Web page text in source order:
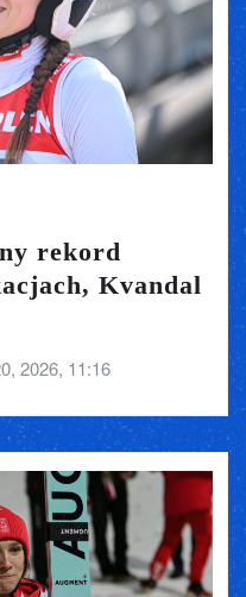
rekord
Kvandal
2026, 11:16